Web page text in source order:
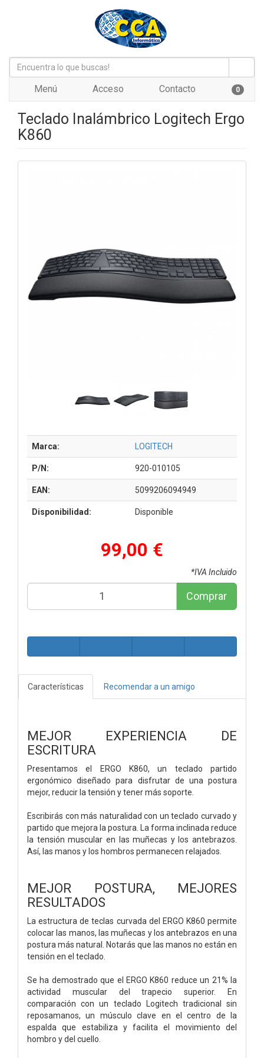
Menú Acceso Contacto 0
Teclado Inalámbrico Logitech Ergo
K860
Marca: LOGITECH
P/N: 920-010105
EAN: 5099206094949
Disponibilidad: Disponible
99,00 €
*IVA Incluido
Comprar
Características Recomendar a un amigo
MEJOR EXPERIENCIA DE
ESCRITURA
Presentamos el ERGO K860, un teclado partido
ergonómico diseñado para disfrutar de una postura
mejor, reducir la tensión y tener más soporte.
Escribirás con más naturalidad con un teclado curvado y
partido que mejora la postura. La forma inclinada reduce
la tensión muscular en las muñecas y los antebrazos.
Así, las manos y los hombros permanecen relajados.
MEJOR POSTURA, MEJORES
RESULTADOS
La estructura de teclas curvada del ERGO K860 permite
colocar las manos, las muñecas y los antebrazos en una
postura más natural. Notarás que las manos no están en
tensión en el teclado.
Se ha demostrado que el ERGO K860 reduce un 21% la
actividad muscular del trapecio superior. En
comparación con un teclado Logitech tradicional sin
reposamanos, un músculo clave en el centro de la
espalda que estabiliza y facilita el movimiento del
hombro y del cuello.